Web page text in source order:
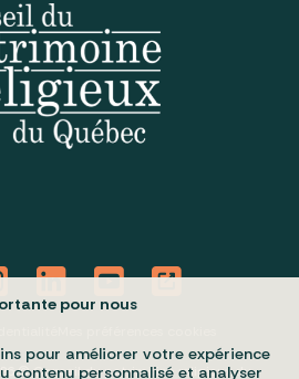
© Conseil du patrimoine religieux du
pour nous
pour améliorer votre expérience
contenu personnalisé et analyser